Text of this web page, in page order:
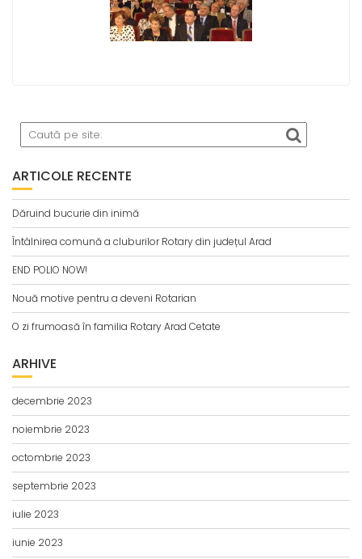
ARTICOLE RECENTE
Dăruind bucurie din inimă
Întâlnirea comună a cluburilor Rotary din județul Arad
END POLIO NOW!
Nouă motive pentru a deveni Rotarian
O zi frumoasă în familia Rotary Arad Cetate
ARHIVE
decembrie 2023
noiembrie 2023
octombrie 2023
septembrie 2023
iulie 2023
iunie 2023